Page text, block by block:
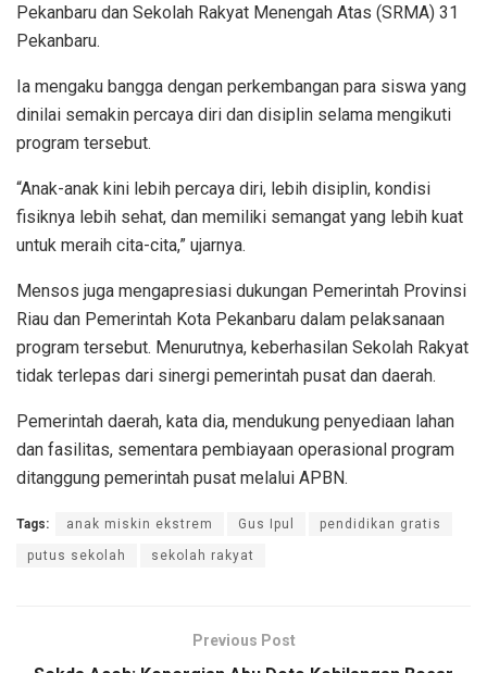
Pekanbaru dan Sekolah Rakyat Menengah Atas (SRMA) 31
Pekanbaru.
Ia mengaku bangga dengan perkembangan para siswa yang
dinilai semakin percaya diri dan disiplin selama mengikuti
program tersebut.
“Anak-anak kini lebih percaya diri, lebih disiplin, kondisi
fisiknya lebih sehat, dan memiliki semangat yang lebih kuat
untuk meraih cita-cita,” ujarnya.
Mensos juga mengapresiasi dukungan Pemerintah Provinsi
Riau dan Pemerintah Kota Pekanbaru dalam pelaksanaan
program tersebut. Menurutnya, keberhasilan Sekolah Rakyat
tidak terlepas dari sinergi pemerintah pusat dan daerah.
Pemerintah daerah, kata dia, mendukung penyediaan lahan
dan fasilitas, sementara pembiayaan operasional program
ditanggung pemerintah pusat melalui APBN.
Tags: anak miskin ekstrem Gus Ipul pendidikan gratis
putus sekolah sekolah rakyat
Previous Post